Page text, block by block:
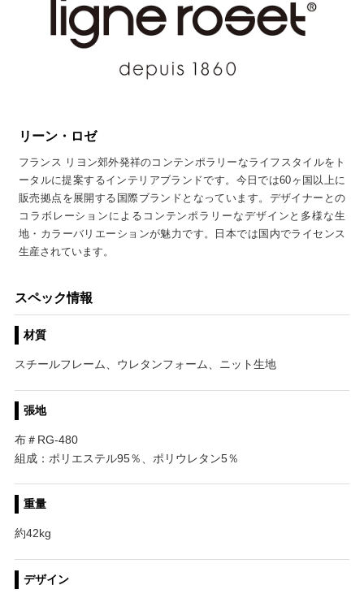
リーン・ロゼ
フランス リヨン郊外発祥のコンテンポラリーなライフスタイルをト
ータルに提案するインテリアブランドです。今日では60ヶ国以上に
販売拠点を展開する国際ブランドとなっています。デザイナーとの
コラボレーションによるコンテンポラリーなデザインと多様な生
地・カラーバリエーションが魅力です。日本では国内でライセンス
生産されています。
スペック情報
材質
スチールフレーム、ウレタンフォーム、ニット生地
張地
布＃RG-480
組成：ポリエステル95％、ポリウレタン5％
重量
約42kg
デザイン